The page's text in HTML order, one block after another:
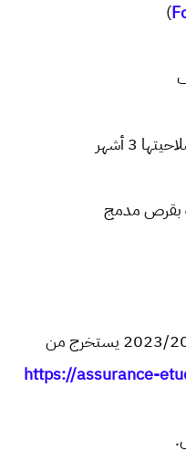
)
3 أشهر
بقرص مدمج
وصل التأمين للسنة الجامعية 2023/2022 يستخرج من
https://assurance-